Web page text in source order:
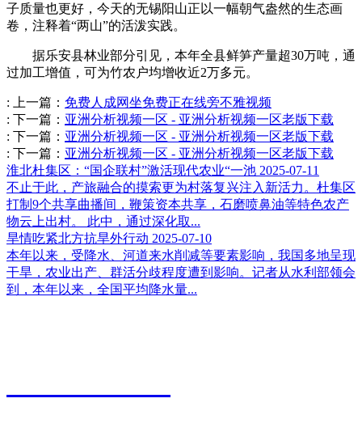
子质量也更好，今天的无锡阳山正以一幅朝气盎然的生态画
卷，注释着“两山”的活泼实践。
据乐安县林业部分引见，本年全县鲜笋产量超30万吨，通
过加工增值，可为竹农户均增收近2万多元。
: 上一篇： 免费人成网坐免费正在线旁不雅视频
: 下一篇： 亚洲分析视频一区 - 亚洲分析视频一区老版下载
: 下一篇： 亚洲分析视频一区 - 亚洲分析视频一区老版下载
: 下一篇： 亚洲分析视频一区 - 亚洲分析视频一区老版下载
淮北杜集区：“国企联村”激活现代农业“一池 2025-07-11
不止于此，产旅融合的摸索更为村落复兴注入新活力。杜集区
打制9个共享曲播间，鞭策资本共享，石磨喷鼻油等特色农产
物云上出村。 此中，通过深化取...
旱情吃紧北方抗旱外行动 2025-07-10
本年以来，受降水、河道来水削减等要素影响，我国多地呈现
干旱，农业出产、群活分歧程度遭到影响。记者从水利部领会
到，本年以来，全国平均降水量...